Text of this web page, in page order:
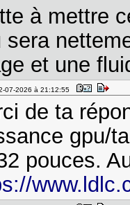
à mettre
sera
et une
07-2026 à 21:12:55
de ta
gpu/
pouces.